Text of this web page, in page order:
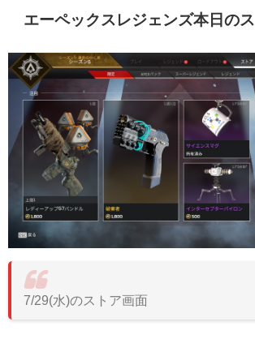
エーペックスレジェンズ本日の
7/29(水)のストア画面